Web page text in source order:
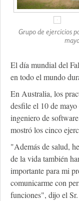
Grupo de ejercicios
El día mundial del
en todo el mundo
En Australia, los
desfile el 10 de
ingeniero de
mostró los cinco
"Además de salud,
de la vida también
importante para mi
comunicarme con
funciones", dijo el